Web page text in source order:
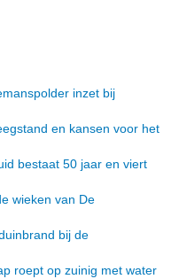
inzet bij
en kansen voor het
bestaat 50 jaar en viert
wieken van De
bij de
roept op zuinig met water